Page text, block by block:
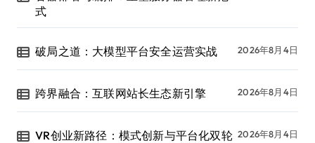
式
破局之道：大模型平台安全运营实战 2026年8月4日
跨界融合：互联网站长生态新引擎 2026年8月4日
VR创业新路径：模式创新与平台化双轮 2026年8月4日